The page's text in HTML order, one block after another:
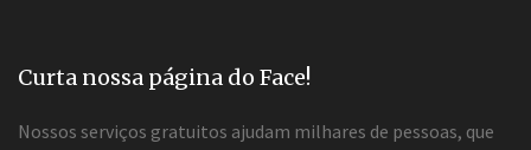
Curta nossa página do Face!
Nossos serviços gratuitos ajudam milhares de pessoas, que